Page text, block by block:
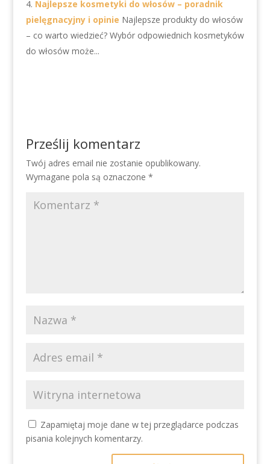
Najlepsze kosmetyki do włosów – poradnik
pielęgnacyjny i opinie Najlepsze produkty do włosów
– co warto wiedzieć? Wybór odpowiednich kosmetyków
do włosów może...
Prześlij komentarz
Twój adres email nie zostanie opublikowany.
Wymagane pola są oznaczone *
Zapamiętaj moje dane w tej przeglądarce podczas
pisania kolejnych komentarzy.